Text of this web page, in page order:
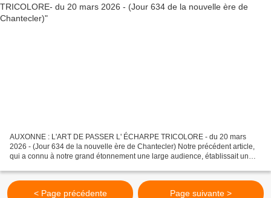
AUXONNE : L'ART DE PASSER L' ÉCHARPE TRICOLORE - du 20 mars
2026 - (Jour 634 de la nouvelle ère de Chantecler) Notre précédent article,
qui a connu à notre grand étonnement une large audience, établissait un
< Page précédente Page suivante >